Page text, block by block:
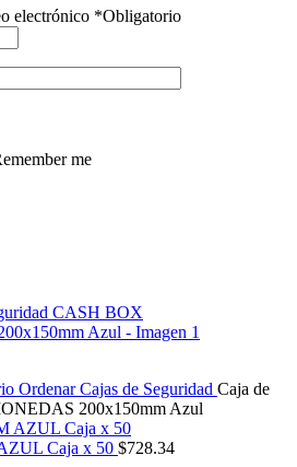
electrónico *Obligatorio
me
OrdenarCajas de Seguridad Caja de
200x150mm Azul
Caja x 50 $728.34